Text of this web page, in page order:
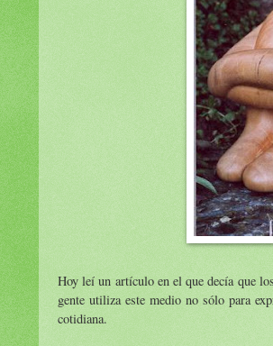
Hoy leí un artículo en el que decía que
gente utiliza este medio no sólo para
cotidiana.